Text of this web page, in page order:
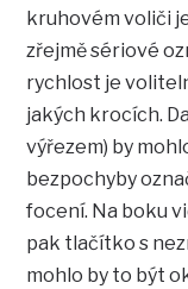
kruhovém voliči
zřejmě sériové
rychlost je
jakých krocích.
výřezem) by
bezpochyby
focení. Na boku
pak tlačítko s
mohlo by to být